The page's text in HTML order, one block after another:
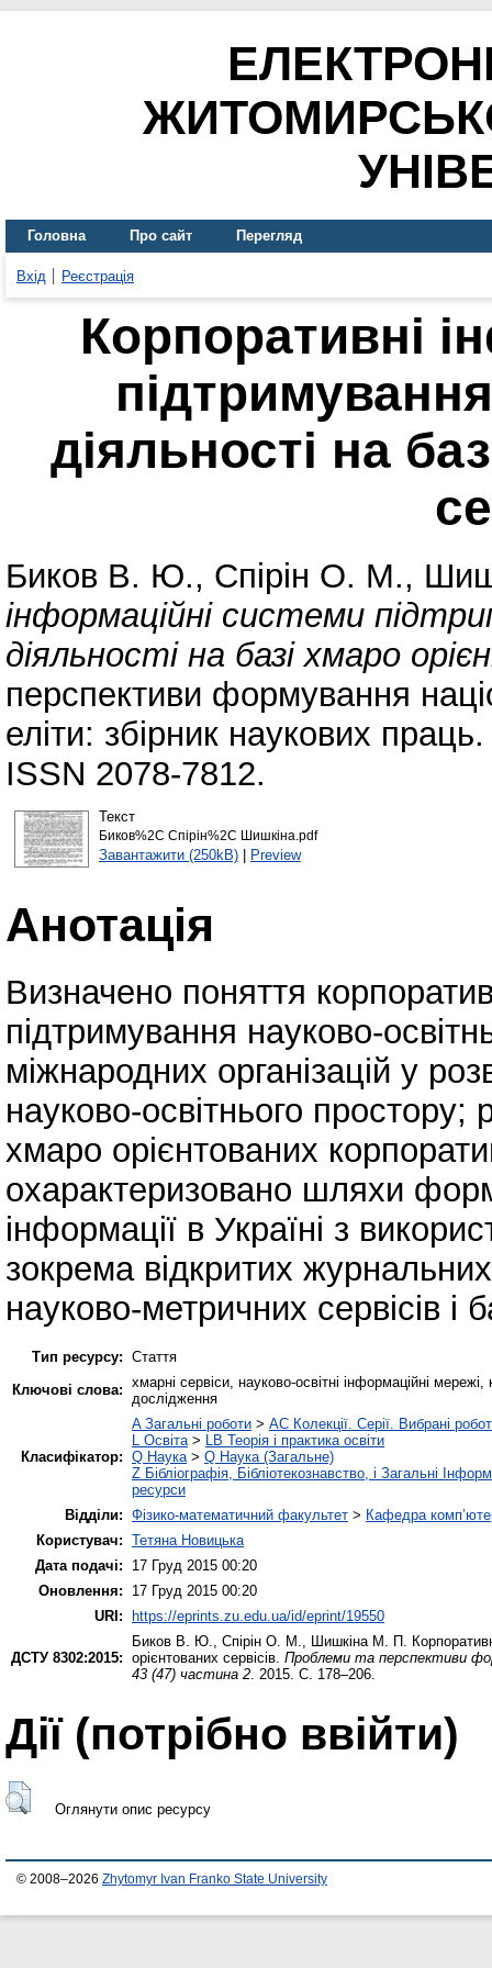
Головна Про сайт Перегляд
Вхід Реєстрація
Корпоративні
діяльності на
Биков В. Ю., Спірін О. М.,
інформаційні системи
діяльності на базі хмаро
перспективи формування
еліти: збірник наукових
ISSN 2078-7812.
Текст
Биков%2C Спірін%2C Шишкіна.pdf
Завантажити (250kB)| Preview
Анотація
Визначено поняття
підтримування науково-
міжнародних організацій у
науково-освітнього простору;
хмаро орієнтованих
охарактеризовано шляхи
інформації в Україні з
зокрема відкритих
науково-метричних сервісів і
Тип ресурсу: Стаття
Ключові слова: хмарні сервіси, науково-освітні інформаційні
дослідження
Класифікатор:
A Загальні роботи > AC Колекції. Серії. Вибрані
L Освіта > LB Теорія і практика освіти
Q Наука > Q Наука (Загальне)
Z Бібліографія, Бібліотекознавство, і Загальні
ресурси
Відділи: Фізико-математичний факультет > Кафедра
Користувач: Тетяна Новицька
Дата подачі:
17 Груд 2015 00:20
Оновлення:
17 Груд 2015 00:20
URI: https://eprints.zu.edu.ua/id/eprint/19550
ДСТУ 8302:2015:
Биков В. Ю. Спірін О. М. Шишкіна М. П.
орієнтованих сервісів. Проблеми та перспективи
43 (47) частина 2 . 2015. С. 178–206.
Дії ​​(потрібно ввійти)
Оглянути опис ресурсу
© 2008–2026 Zhytomyr Ivan Franko State University